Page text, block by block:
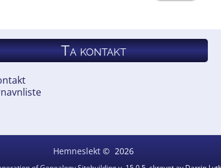
Ta kontakt
Hemneslekt© 2026